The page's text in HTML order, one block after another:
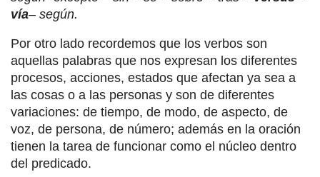
vía– según.
Por otro lado recordemos que los verbos son
aquellas palabras que nos expresan los diferentes
procesos, acciones, estados que afectan ya sea a
las cosas o a las personas y son de diferentes
variaciones: de tiempo, de modo, de aspecto, de
voz, de persona, de número; además en la oración
tienen la tarea de funcionar como el núcleo dentro
del predicado.